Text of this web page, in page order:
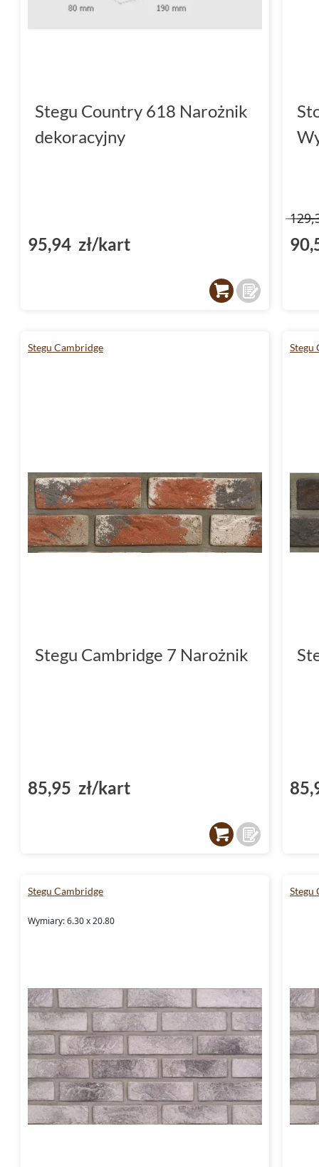
Stegu Country 618 Narożnik
dekoracyjny
95,94 zł/kart
Stegu Cambridge
Stegu Cambridge 7 Narożnik
85,95 zł/kart
Stegu
Stegu Cambridge
Wymiary: 6.30 x 20.80
Stegu